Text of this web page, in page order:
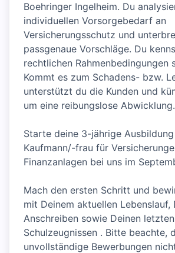
Boehringer Ingelheim. Du
individuellen Vorsorgebedarf an
Versicherungsschutz und
passgenaue Vorschläge. Du
rechtlichen Rahmenbedingungen
Kommt es zum Schadens- bzw.
unterstützt du die Kunden und
um eine reibungslose Abwicklung.
Starte deine 3-jährige
Kaufmann/-frau für
Finanzanlagen bei uns im
Mach den ersten Schritt und
mit Deinem aktuellen Lebenslauf,
Anschreiben sowie Deinen
Schulzeugnissen . Bitte beachte,
unvollständige Bewerbungen